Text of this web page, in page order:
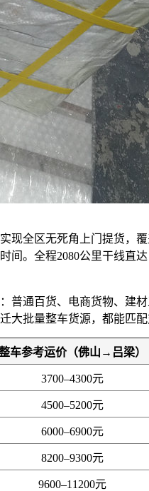
现全区无死角上门提货，
间。全程2080公里干线直
普通百货、电商货物、建
大批量整车货源，都能匹
车参考运价（佛山→吕梁）
3700–4300元
4500–5200元
6000–6900元
8200–9300元
9600–11200元